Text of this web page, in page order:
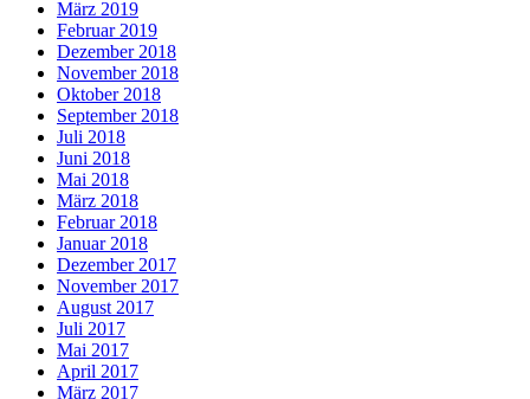
März 2019
Februar 2019
Dezember 2018
November 2018
Oktober 2018
September 2018
Juli 2018
Juni 2018
Mai 2018
März 2018
Februar 2018
Januar 2018
Dezember 2017
November 2017
August 2017
Juli 2017
Mai 2017
April 2017
März 2017